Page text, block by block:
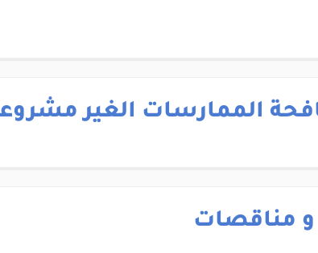
الممارسات الغير
و مناقصات